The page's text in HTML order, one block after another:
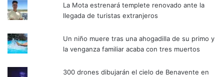
La Mota estrenará templete renovado ante la
llegada de turistas extranjeros
Un niño muere tras una ahogadilla de su primo y
la venganza familiar acaba con tres muertos
300 drones dibujarán el cielo de Benavente en